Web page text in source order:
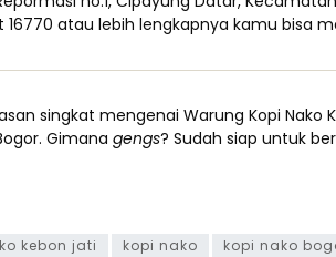
16770 atau lebih lengkapnya kamu bisa
singkat mengenai Warung Kopi Nako
Gimana gengs? Sudah siap untuk
kebon jati
kopi nako kopi nako